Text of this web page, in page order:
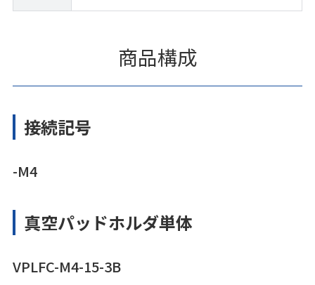
商品構成
接続記号
-M4
真空パッドホルダ単体
VPLFC-M4-15-3B